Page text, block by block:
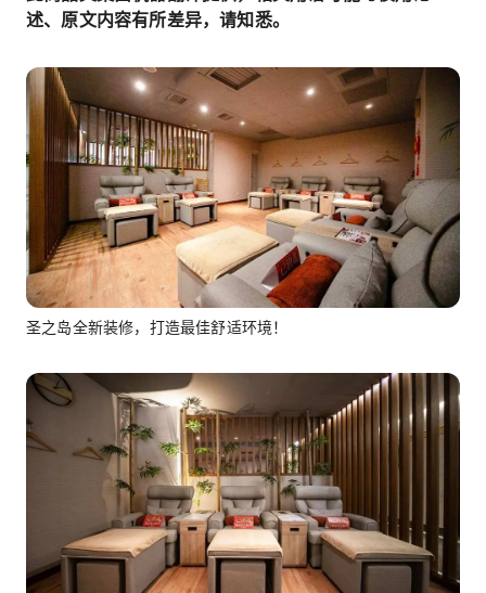
述、原文内容有所差异，请知悉。
圣之岛全新装修，打造最佳舒适环境！